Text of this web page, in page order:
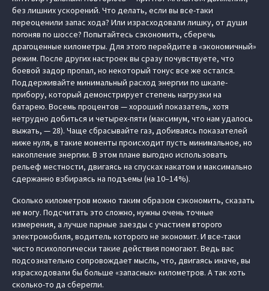
без лишних ускорений. Что делать, если вы все-таки
переоценили запас хода? Или израсходовали лишку, от души
погоняв по шоссе? Попытайтесь сэкономить, сберечь
драгоценные километры. Для этого перейдите в «экономичный»
режим. После других настроек вы сразу почувствуете, что
боевой задор пропал, но некоторый тонус все же остался.
Поддерживайте минимальный расход энергии по шкале-
прибору, который демонстрирует степень нагрузки на
батарею. Восемь процентов — хороший показатель, хотя
нетрудно добиться и четырех-пяти (максимум, что нам удалось
выжать, — 28). Чаще сбрасывайте газ, добиваясь показателей
ниже нуля, в такие моменты происходит пусть минимальное, но
накопление энергии. В этом плане выгодно использовать
рельеф местности, двигаясь на спусках накатом и максимально
сдержанно взбираясь на подъемы (на 10–14 %).
Сколько километров можно таким образом сэкономить, сказать
не могу. Подсчитать это сложно, нужны очень точные
измерения, а лучше парные заезды с участием второго
электромобиля, водитель которого не экономит. И все-таки
чисто психологически такие действия помогают. Ведь вас
подсознательно сопровождает мысль, что, двигаясь иначе, вы
израсходовали бы больше «запасных» километров. А так хоть
сколько-то да сберегли.